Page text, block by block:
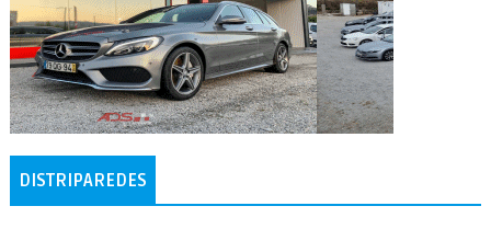
DISTRIPAREDES